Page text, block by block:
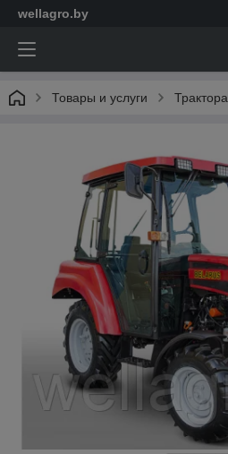
wellagro.by
Товары и услуги Трактора